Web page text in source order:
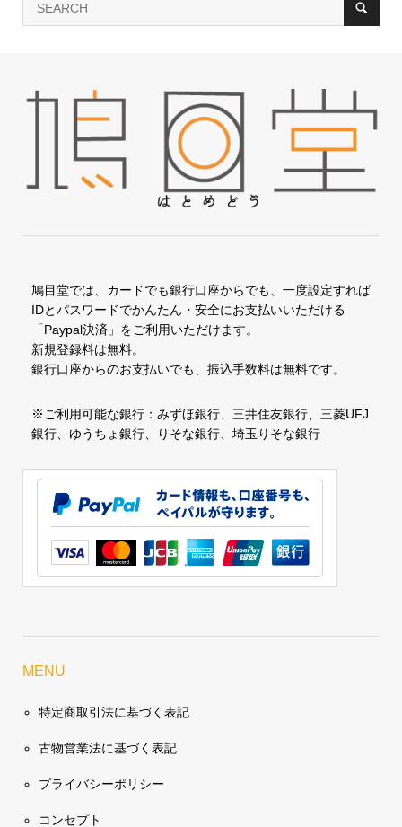
鳩目堂では、カードでも銀行口座からでも、一度設定すれば
IDとパスワードでかんたん・安全にお支払いいただける
「Paypal決済」をご利用いただけます。
新規登録料は無料。
銀行口座からのお支払いでも、振込手数料は無料です。
※ご利用可能な銀行：みずほ銀行、三井住友銀行、三菱UFJ
銀行、ゆうちょ銀行、りそな銀行、埼玉りそな銀行
MENU
特定商取引法に基づく表記
古物営業法に基づく表記
プライバシーポリシー
コンセプト